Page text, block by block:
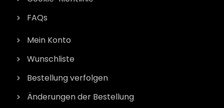
FAQs
Mein Konto
Wunschliste
Bestellung verfolgen
Änderungen der Bestellung